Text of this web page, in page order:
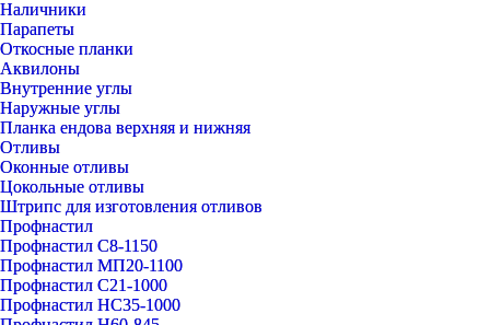
Наличники
Парапеты
Откосные планки
Аквилоны
Внутренние углы
Наружные углы
Планка ендова верхняя и нижняя
Отливы
Оконные отливы
Цокольные отливы
Штрипс для изготовления отливов
Профнастил
Профнастил С8-1150
Профнастил МП20-1100
Профнастил С21-1000
Профнастил НС35-1000